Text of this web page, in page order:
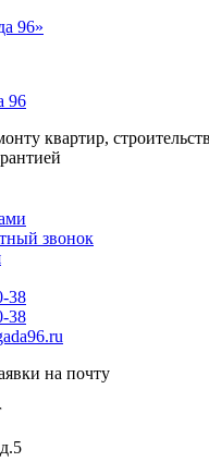
96»
96
квартир,
звонок
38
38
на почту